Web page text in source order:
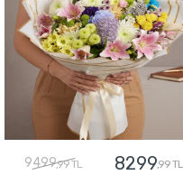
9499,99 TL 8299,99 TL